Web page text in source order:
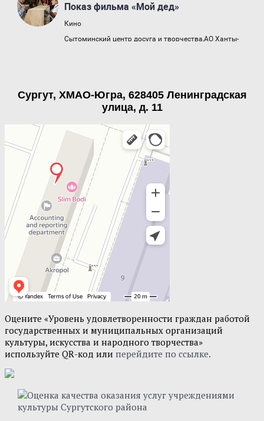
Сургут, ХМАО-Югра, 628405 Ленинградская
улица, д. 11
Оцените «Уровень удовлетворенности граждан работой
государственных и муниципальных организаций
культуры, искусства и народного творчества»
используйте QR-код или перейдите по ссылке.